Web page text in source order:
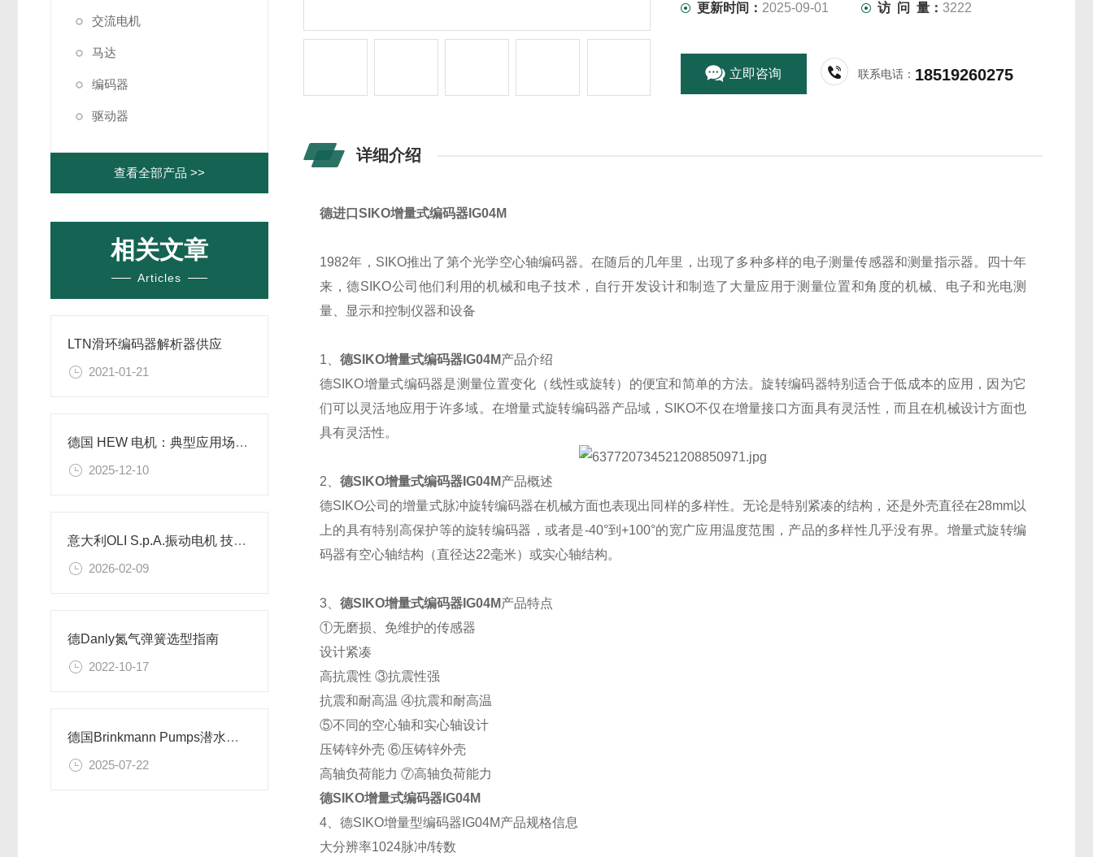
交流电机
马达
编码器
驱动器
查看全部产品 >>
相关文章
Articles
LTN滑环编码器解析器供应
2021-01-21
德国 HEW 电机：典型应用场景与行业适配解析
2025-12-10
意大利OLI S.p.A.振动电机 技术优势及场景应用解析
2026-02-09
德Danly氮气弹簧选型指南
2022-10-17
德国Brinkmann Pumps潜水泵特点及优势
2025-07-22
更新时间： 2025-09-01 访 问 量：3222
立即咨询 联系电话： 18519260275
详细介绍
德进口SIKO增量式编码器IG04M
1982年，SIKO推出了第个光学空心轴编码器。在随后的几年里，出现了多种多样的电子测量传感器和测量指示器。四十年
来，德SIKO公司他们利用的机械和电子技术，自行开发设计和制造了大量应用于测量位置和角度的机械、电子和光电测
量、显示和控制仪器和设备
1、德SIKO增量式编码器IG04M产品介绍
德SIKO增量式编码器是测量位置变化（线性或旋转）的便宜和简单的方法。旋转编码器特别适合于低成本的应用，因为它
们可以灵活地应用于许多域。在增量式旋转编码器产品域，SIKO不仅在增量接口方面具有灵活性，而且在机械设计方面也
具有灵活性。
2、德SIKO增量式编码器IG04M产品概述
德SIKO公司的增量式脉冲旋转编码器在机械方面也表现出同样的多样性。无论是特别紧凑的结构，还是外壳直径在28mm以
上的具有特别高保护等的旋转编码器，或者是-40°到+100°的宽广应用温度范围，产品的多样性几乎没有界。增量式旋转编
码器有空心轴结构（直径达22毫米）或实心轴结构。
3、德SIKO增量式编码器IG04M产品特点
①无磨损、免维护的传感器
设计紧凑
高抗震性 ③抗震性强
抗震和耐高温 ④抗震和耐高温
⑤不同的空心轴和实心轴设计
压铸锌外壳 ⑥压铸锌外壳
高轴负荷能力 ⑦高轴负荷能力
德SIKO增量式编码器IG04M
4、德SIKO增量型编码器IG04M产品规格信息
大分辨率1024脉冲/转数